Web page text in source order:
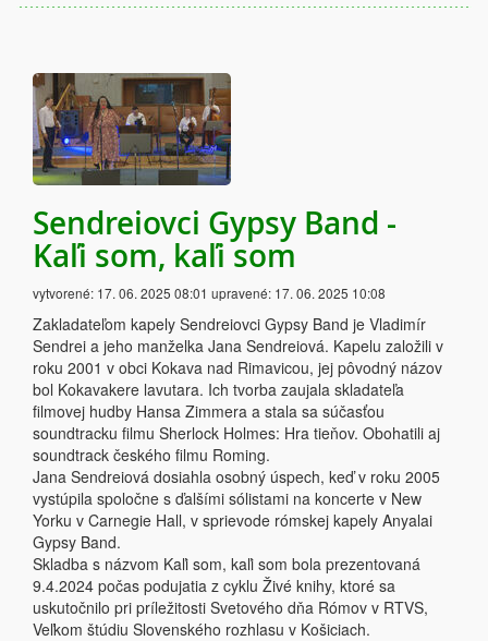
Sendreiovci Gypsy Band -
Kaľi som, kaľi som
vytvorené: 17. 06. 2025 08:01 upravené: 17. 06. 2025 10:08
Zakladateľom kapely Sendreiovci Gypsy Band je Vladimír
Sendrei a jeho manželka Jana Sendreiová. Kapelu založili v
roku 2001 v obci Kokava nad Rimavicou, jej pôvodný názov
bol Kokavakere lavutara. Ich tvorba zaujala skladateľa
filmovej hudby Hansa Zimmera a stala sa súčasťou
soundtracku filmu Sherlock Holmes: Hra tieňov. Obohatili aj
soundtrack českého filmu Roming.
Jana Sendreiová dosiahla osobný úspech, keď v roku 2005
vystúpila spoločne s ďalšími sólistami na koncerte v New
Yorku v Carnegie Hall, v sprievode rómskej kapely Anyalai
Gypsy Band.
Skladba s názvom Kaľi som, kaľi som bola prezentovaná
9.4.2024 počas podujatia z cyklu Živé knihy, ktoré sa
uskutočnilo pri príležitosti Svetového dňa Rómov v RTVS,
Veľkom štúdiu Slovenského rozhlasu v Košiciach.